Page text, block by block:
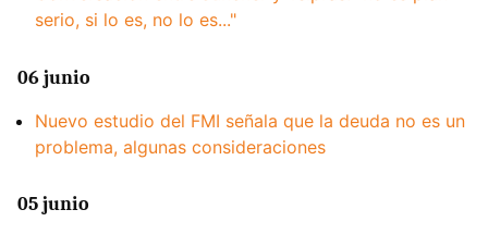
serio, si lo es, no lo es..."
06 junio
Nuevo estudio del FMI señala que la deuda no es un
problema, algunas consideraciones
05 junio